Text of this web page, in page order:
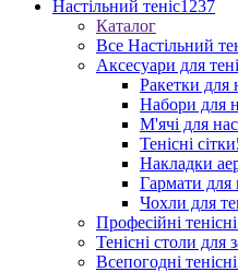
Настільний теніс1237
Каталог
Все Настільний
Аксесуари для
Ракетки для
Набори для
М'ячі для
Тенісні сітки
Накладки
Гармати для
Чохли для
Професійні
Тенісні столи для
Всепогодні